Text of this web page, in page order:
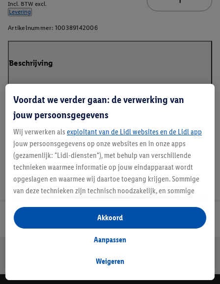
Incl. BTW excl.
Levering
Artikelnummer: 100389142006
Beschrijving
Details over productveiligheid
Lidl Nieuwsbrief
Veilig winkelen
Voordat we verder gaan: de verwerking van
jouw persoonsgegevens
Wij verwerken als exploitant van de Lidl websites en de Lidl app
jouw persoonsgegevens op onze websites en in onze apps
(gezamenlijk: "Lidl-diensten"), met behulp van verschillende
technieken waarmee informatie op jouw eindapparaat wordt
opgeslagen en waarmee wij daartoe toegang krijgen. Sommige
van deze technieken zijn technisch noodzakelijk, en sommige
opslaan van voorkeursinstellingen, het verzamelen en
analyseren van statistieken of voor het tonen van
gepersonaliseerde reclame binnen en buiten de Lidl-diensten.
gegevens over jouw aankoopgedrag in de winkel ook voor de
Weigeren
Aanpassen
Akkoord